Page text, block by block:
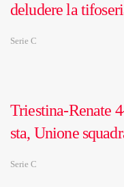
deludere la
Serie C
Triestina-Renate
sta, Unione
Serie C